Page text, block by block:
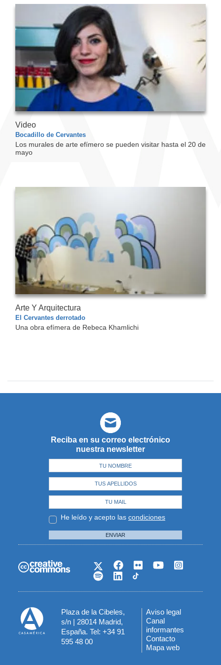
Video
Bocadillo de Cervantes
Los murales de arte efímero se pueden visitar hasta el 20 de
mayo
Arte Y Arquitectura
El Cervantes derrotado
Una obra efímera de Rebeca Khamlichi
Reciba en su correo electrónico
nuestra newsletter
He leído y acepto las condiciones
ENVIAR
Plaza de la Cibeles,
s/n | 28014 Madrid,
España. Tel: +34 91
595 48 00
Menú
del
pie
Aviso legal
Canal
informantes
Contacto
Mapa web